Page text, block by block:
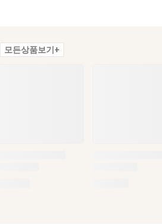
모든상품보기+